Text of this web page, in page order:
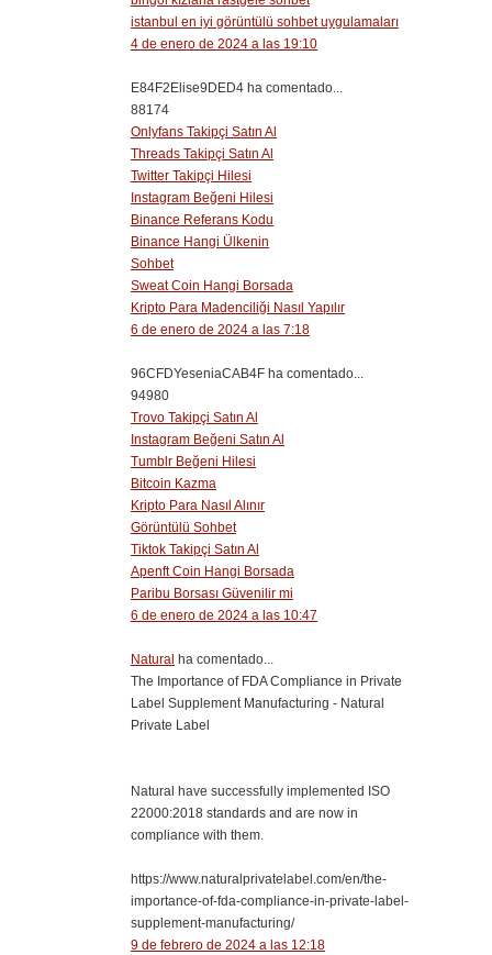
istanbul en iyi görüntülü sohbet uygulamaları
4 de enero de 2024 a las 19:10
E84F2Elise9DED4 ha comentado...
88174
Onlyfans Takipçi Satın Al
Threads Takipçi Satın Al
Twitter Takipçi Hilesi
Instagram Beğeni Hilesi
Binance Referans Kodu
Binance Hangi Ülkenin
Sohbet
Sweat Coin Hangi Borsada
Kripto Para Madenciliği Nasıl Yapılır
6 de enero de 2024 a las 7:18
96CFDYeseniaCAB4F ha comentado...
94980
Trovo Takipçi Satın Al
Instagram Beğeni Satın Al
Tumblr Beğeni Hilesi
Bitcoin Kazma
Kripto Para Nasıl Alınır
Görüntülü Sohbet
Tiktok Takipçi Satın Al
Apenft Coin Hangi Borsada
Paribu Borsası Güvenilir mi
6 de enero de 2024 a las 10:47
Natural ha comentado...
The Importance of FDA Compliance in Private
Label Supplement Manufacturing - Natural
Private Label
Natural have successfully implemented ISO
22000:2018 standards and are now in
compliance with them.
https://www.naturalprivatelabel.com/en/the-
importance-of-fda-compliance-in-private-label-
supplement-manufacturing/
9 de febrero de 2024 a las 12:18